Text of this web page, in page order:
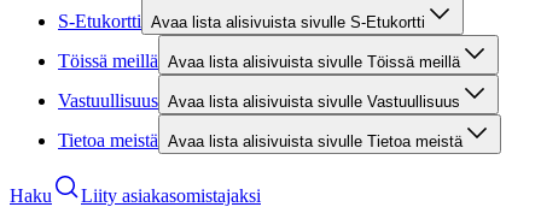
S-Etukortti Avaa lista alisivuista sivulle S-Etukortti
Töissä meillä Avaa lista alisivuista sivulle Töissä meillä
Vastuullisuus Avaa lista alisivuista sivulle Vastuullisuus
Tietoa meistä Avaa lista alisivuista sivulle Tietoa meistä
Haku Liity asiakasomistajaksi